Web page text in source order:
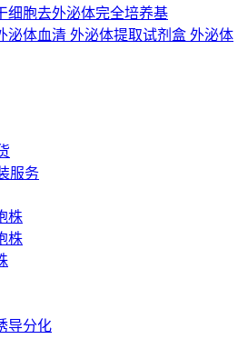
细胞去外泌体完全培养基
泌体血清 外泌体提取试剂盒 外泌体
服务
株
株
导分化